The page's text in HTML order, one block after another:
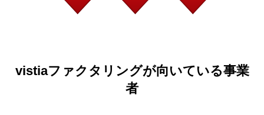
vistiaファクタリングが向いている事業
者